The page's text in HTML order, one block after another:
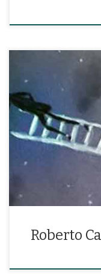
«Cuantas veces yo
cambió»
Roberto